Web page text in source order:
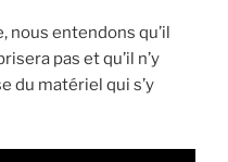
nous entendons qu’il
pas et qu’il n’y
du matériel qui s’y